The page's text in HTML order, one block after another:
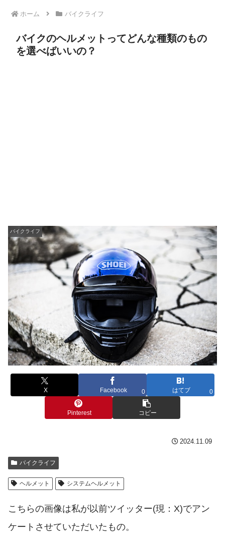
ホーム バイクライフ
バイクのヘルメットってどんな種類のもの
を選べばいいの？
バイクライフ
X Facebook 0 はてブ 0
Pinterest コピー
2024.11.09
バイクライフ
ヘルメット システムヘルメット
こちらの画像は私が以前ツイッター(現：X)でアン
ケートさせていただいたもの。